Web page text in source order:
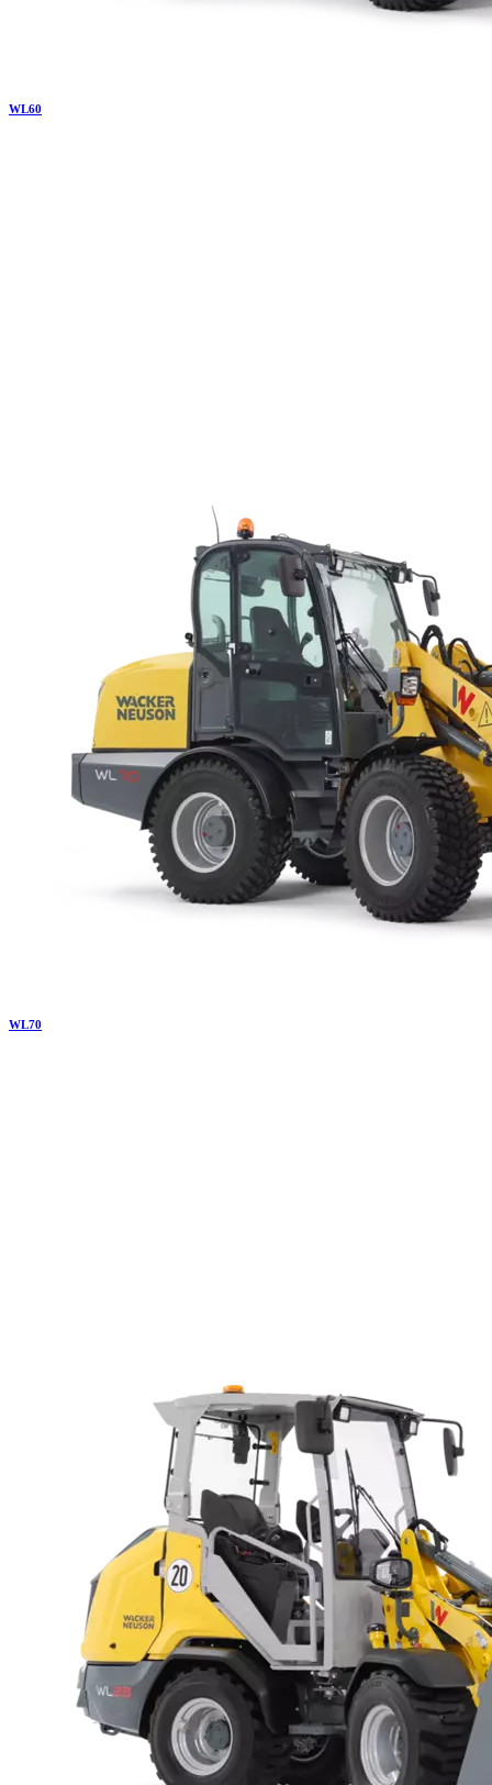
WL60
WL70